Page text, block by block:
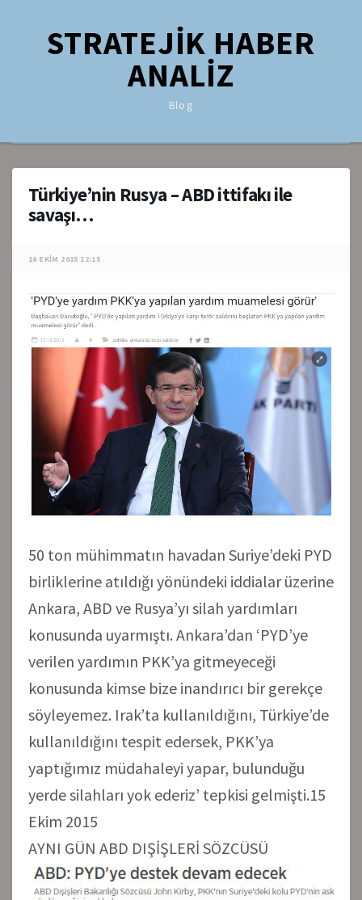
STRATEJİK HABER
ANALİZ
Blog
Türkiye’nin Rusya – ABD ittifakı ile
savaşı…
16 EKIM 2015 12:15
50 ton mühimmatın havadan Suriye’deki PYD
birliklerine atıldığı yönündeki iddialar üzerine
Ankara, ABD ve Rusya’yı silah yardımları
konusunda uyarmıştı. Ankara’dan ‘PYD’ye
verilen yardımın PKK’ya gitmeyeceği
konusunda kimse bize inandırıcı bir gerekçe
söyleyemez. Irak’ta kullanıldığını, Türkiye’de
kullanıldığını tespit edersek, PKK’ya
yaptığımız müdahaleyi yapar, bulunduğu
yerde silahları yok ederiz’ tepkisi gelmişti.15
Ekim 2015
AYNI GÜN ABD DIŞİŞLERİ SÖZCÜSÜ